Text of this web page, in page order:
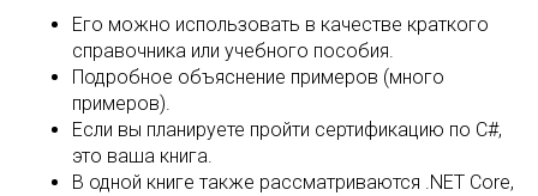
Его можно использовать в качестве краткого
справочника или учебного пособия.
Подробное объяснение примеров (много
примеров).
Если вы планируете пройти сертификацию по C#,
это ваша книга.
В одной книге также рассматриваются .NET Core,